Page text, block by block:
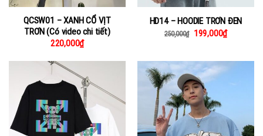
QCSW01 – XANH CỔ VỊT
TRƠN (Có video chi tiết)
220,000₫
HD14 – HOODIE TRƠN ĐEN
250,000₫ 199,000₫